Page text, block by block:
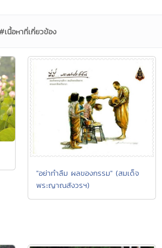
เนื้อหาที่เกี่ยวข้อง
"อย่าทำลืม ผลของกรรม" (สมเด็จ
พระญาณสังวรฯ)